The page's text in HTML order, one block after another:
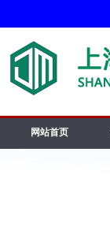
网站首页